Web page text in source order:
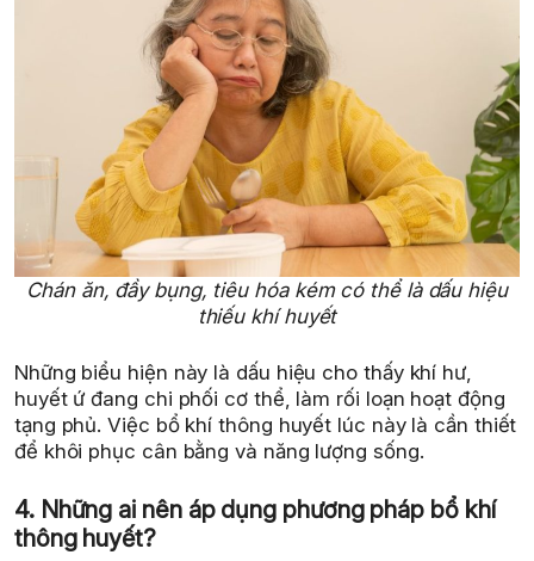
Chán ăn, đầy bụng, tiêu hóa kém có thể là dấu hiệu
thiếu khí huyết
Những biểu hiện này là dấu hiệu cho thấy khí hư,
huyết ứ đang chi phối cơ thể, làm rối loạn hoạt động
tạng phủ. Việc bổ khí thông huyết lúc này là cần thiết
để khôi phục cân bằng và năng lượng sống.
4. Những ai nên áp dụng phương pháp bổ khí
thông huyết?